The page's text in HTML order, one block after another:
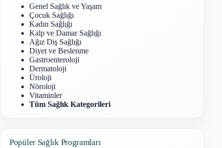
Genel Sağlık ve Yaşam
Çocuk Sağlığı
Kadın Sağlığı
Kalp ve Damar Sağlığı
Ağız Diş Sağlığı
Diyet ve Beslenme
Gastroenteroloji
Dermatoloji
Üroloji
Nöroloji
Vitaminler
Tüm Sağlık Kategorileri
Popüler Sağlık Programları